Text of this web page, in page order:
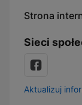
Strona
Sieci
Aktualizuj